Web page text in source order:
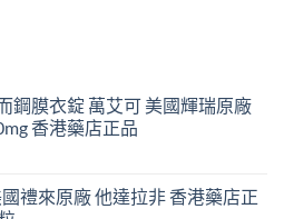
鋼膜衣錠 萬艾可 美國輝瑞原廠
香港藥店正品
禮來原廠 他達拉非 香港藥店正